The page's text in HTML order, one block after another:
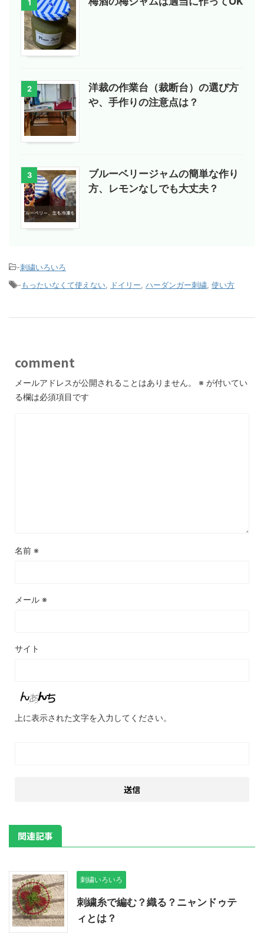
1
2
洋裁の作業台（裁断台）の選び方
や、手作りの注意点は？
3
ブルーベリージャムの簡単な作り
方、レモンなしでも大丈夫？
-刺繍いろいろ
-もったいなくて使えない ドイリー ハーダンガー刺繍 使い方
comment
メールアドレスが公開されることはありません。 ※ が付いてい
る欄は必須項目です
名前 ※
メール ※
サイト
上に表示された文字を入力してください。
関連記事
刺繍いろいろ
刺繍糸で編む？織る？ニャンドゥテ
ィとは？